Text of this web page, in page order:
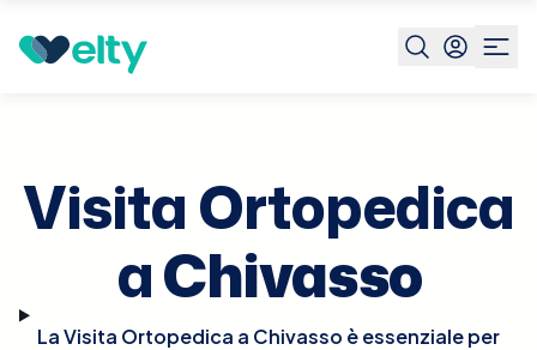
Prenota visita Chivasso
Visita Ortopedica
aChivasso
La Visita Ortopedica a Chivasso è essenziale per